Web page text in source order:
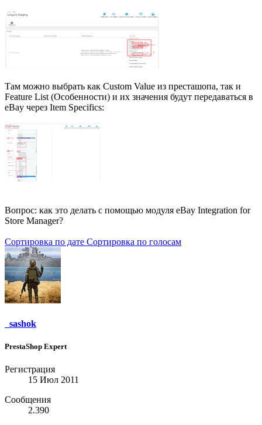
Там можно выбрать как Custom Value из престашопа, так и
Feature List (Особенности) и их значения будут передаваться в
eBay через Item Specifics:
Вопрос: как это делать с помощью модуля eBay Integration for
Store Manager?
Сортировка по дате Сортировка по голосам
_sashok
PrestaShop Expert
Регистрация
15 Июл 2011
Сообщения
2.390